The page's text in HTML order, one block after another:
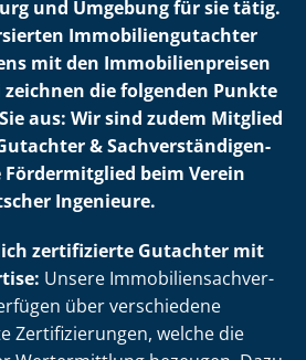
und Umgebung für sie tätig.
Im­mo­bi­li­en­gut­ach­ter
mit den Im­mo­bi­li­en­prei­sen
die folgenden Punkte
aus: Wir sind zudem Mitglied
& Sach­ver­stän­di­gen­
beim Verein
Ingenieure.
zertifizierte Gutachter mit
Unsere Im­mo­bi­li­en­sach­ver­
über verschiedene
Zer­ti­fi­zie­run­gen, welche die